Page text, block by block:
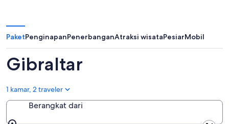
PaketPenginapanPenerbanganAtraksi wisataPesiarMobil
Gibraltar
1 kamar, 2 traveler
Berangkat dari